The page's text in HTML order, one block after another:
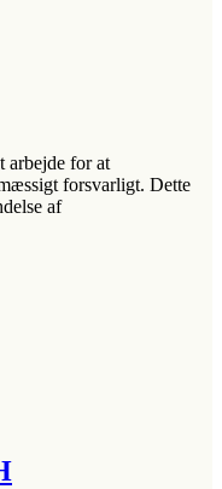
arbejde for at
forsvarligt. Dette
af